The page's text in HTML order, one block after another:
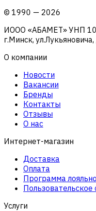
© 1990 — 2026
ИООО «АБАМЕТ» УНП
г.Минск,
О компании
Новости
Вакансии
Бренды
Контакты
Отзывы
О нас
Интернет-магазин
Доставка
Оплата
Программа
Пользовательское
Услуги